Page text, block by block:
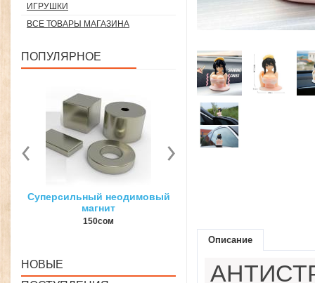
ИГРУШКИ
ВСЕ ТОВАРЫ МАГАЗИНА
ПОПУЛЯРНОЕ
3D ручка для объемного
рисования
1350сом 1190сом
НОВЫЕ
Описание